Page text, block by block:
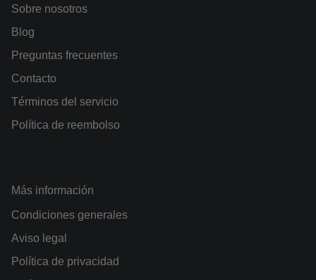
Sobre nosotros
Blog
Preguntas frecuentes
Contacto
Términos del servicio
Política de reembolso
Más información
Condiciones generales
Aviso legal
Política de privacidad